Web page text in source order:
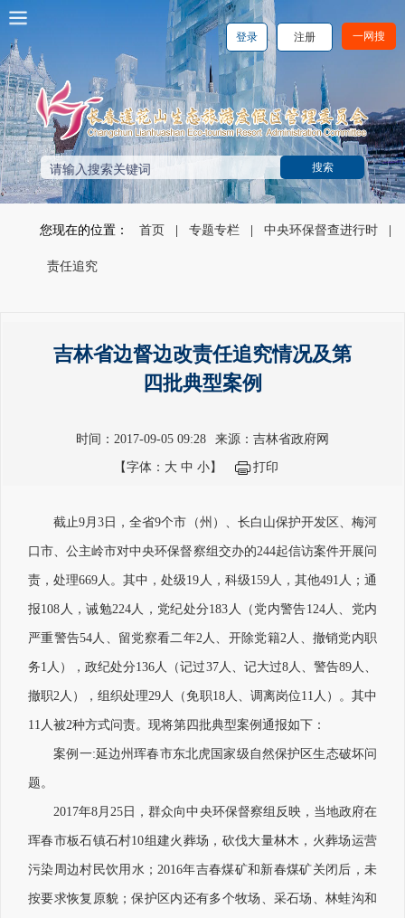
一网搜
注册
登录
您现在的位置： 首页 专题专栏 中央环保督查进行时
责任追究
吉林省边督边改责任追究情况及第
四批典型案例
时间：2017-09-05 09:28 来源：吉林省政府网
【字体： 大 中 小】 打印
截止9月3日，全省9个市（州）、长白山保护开发区、梅河
口市、公主岭市对中央环保督察组交办的244起信访案件开展问
责，处理669人。其中，处级19人，科级159人，其他491人；通
报108人，诫勉224人，党纪处分183人（党内警告124人、党内
严重警告54人、留党察看二年2人、开除党籍2人、撤销党内职
务1人），政纪处分136人（记过37人、记大过8人、警告89人、
撤职2人），组织处理29人（免职18人、调离岗位11人）。其中
11人被2种方式问责。现将第四批典型案例通报如下：
案例一:延边州珲春市东北虎国家级自然保护区生态破坏问
题。
2017年8月25日，群众向中央环保督察组反映，当地政府在
珲春市板石镇石村10组建火葬场，砍伐大量林木，火葬场运营
污染周边村民饮用水；2016年吉春煤矿和新春煤矿关闭后，未
按要求恢复原貌；保护区内还有多个牧场、采石场、林蛙沟和